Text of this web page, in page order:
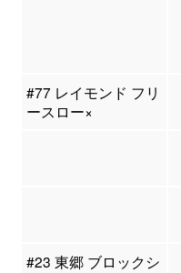
#77 レイモンド フリ
ースロー×
#23 東郷 ブロックシ